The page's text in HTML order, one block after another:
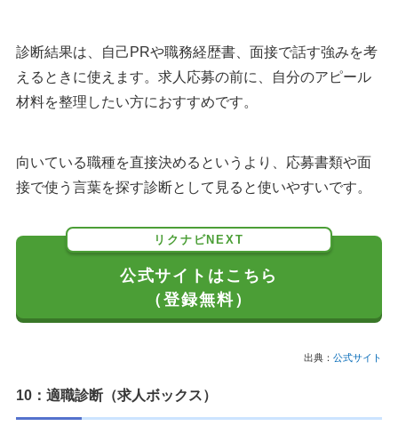
診断結果は、自己PRや職務経歴書、面接で話す強みを考
えるときに使えます。求人応募の前に、自分のアピール
材料を整理したい方におすすめです。
向いている職種を直接決めるというより、応募書類や面
接で使う言葉を探す診断として見ると使いやすいです。
リクナビNEXT
公式サイトはこちら
（登録無料）
出典： 公式サイト
10：適職診断（求人ボックス）